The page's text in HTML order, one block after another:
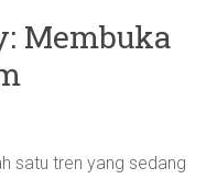
Membuka
satu tren yang sedang